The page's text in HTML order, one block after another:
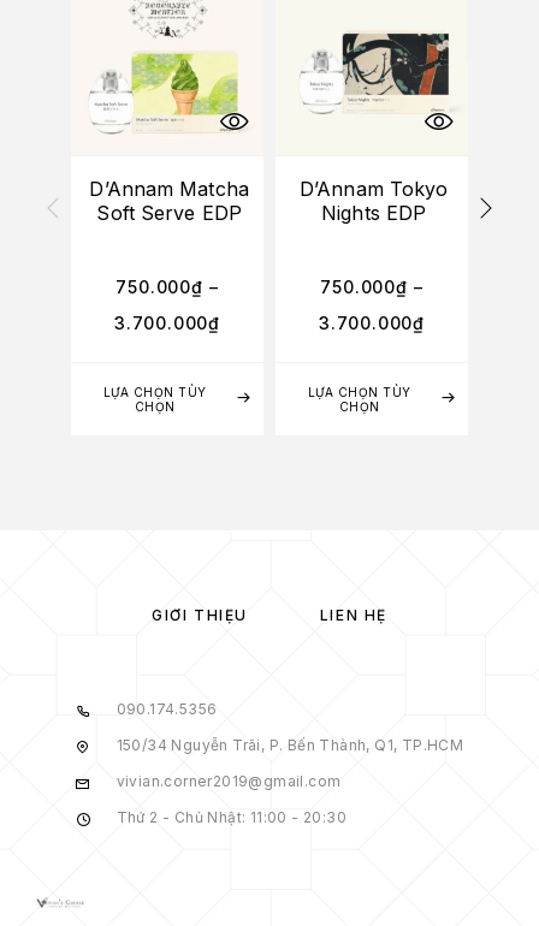
LỰA CHỌN TÙY
CHỌN
D’Annam Matcha
Soft Serve EDP
750.000₫ –
3.700.000₫
LỰA CHỌN TÙY
CHỌN
D’Annam Tokyo
Nights EDP
750.000₫ –
3.700.000₫
GIỚI THIỆU LIÊN HỆ
090.174.5356
150/34 Nguyễn Trãi, P. Bến Thành, Q1, TP.HCM
vivian.corner2019@gmail.com
Thứ 2 - Chủ Nhật: 11:00 - 20:30